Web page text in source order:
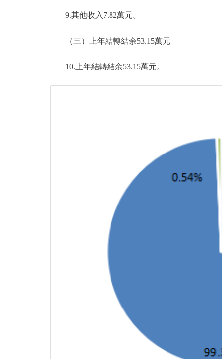
9.其他收入7.82萬元。
（三）上年結轉結余53.15萬元
10.上年結轉結余53.15萬元。